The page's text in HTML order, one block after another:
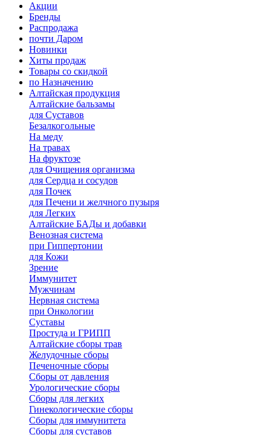
Акции
Бренды
Распродажа
почти Даром
Новинки
Хиты продаж
Товары со скидкой
по Назначению
Алтайская продукция
Алтайские бальзамы
для Суставов
Безалкогольные
На меду
На травах
На фруктозе
для Очищения организма
для Сердца и сосудов
для Почек
для Печени и желчного пузыря
для Легких
Алтайские БАДы и добавки
Венозная система
при Гиппертонии
для Кожи
Зрение
Иммунитет
Мужчинам
Нервная система
при Онкологии
Суставы
Простуда и ГРИПП
Алтайские сборы трав
Желудочные сборы
Печеночные сборы
Сборы от давления
Урологические сборы
Сборы для легких
Гинекологические сборы
Сборы для иммунитета
Сборы для суставов